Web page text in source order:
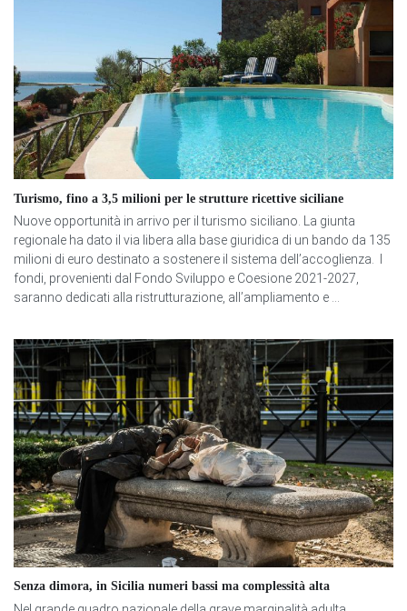
Turismo, fino a 3,5 milioni per le strutture ricettive siciliane
Nuove opportunità in arrivo per il turismo siciliano. La giunta
regionale ha dato il via libera alla base giuridica di un bando da 135
milioni di euro destinato a sostenere il sistema dell’accoglienza. I
fondi, provenienti dal Fondo Sviluppo e Coesione 2021-2027,
saranno dedicati alla ristrutturazione, all’ampliamento e ...
Senza dimora, in Sicilia numeri bassi ma complessità alta